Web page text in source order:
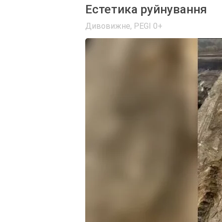
Естетика руйнування
Дивовижне, PEGI 0+